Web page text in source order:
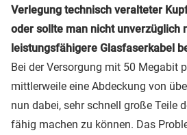
Verlegung technisch veralteter
oder sollte man nicht unverzüglich
leistungsfähigere Glasfaserkabel
Bei der Versorgung mit 50 Megabit
mittlerweile eine Abdeckung von
nun dabei, sehr schnell große Teile
fähig machen zu können. Das